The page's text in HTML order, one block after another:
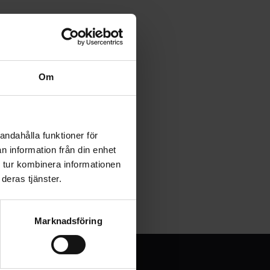
Om
funktioner för
information från din enhet
kombinera informationen
tjänster.
Marknadsföring